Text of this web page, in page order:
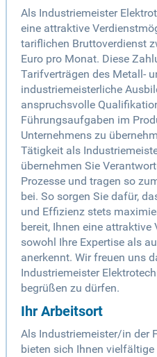
Als Industriemeister
eine attraktive
tariflichen Bruttoverdienst
Euro pro Monat. Diese
Tarifverträgen des Metall-
industriemeisterliche
anspruchsvolle
Führungsaufgaben im
Unternehmens zu
Tätigkeit als
übernehmen Sie
Prozesse und tragen so
bei. So sorgen Sie dafür,
und Effizienz stets
bereit, Ihnen eine
sowohl Ihre Expertise als
anerkennt. Wir freuen uns
Industriemeister
begrüßen zu dürfen.
Ihr Arbeitsort
Als Industriemeister/in der
bieten sich Ihnen